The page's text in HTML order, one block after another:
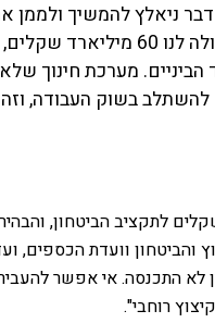
דבר ניאלץ להמשיך
מערכת חינוך
בשוק העבודה, וזה
לתקציב הביטחון,
וועדת הכספים,
רוחבי".